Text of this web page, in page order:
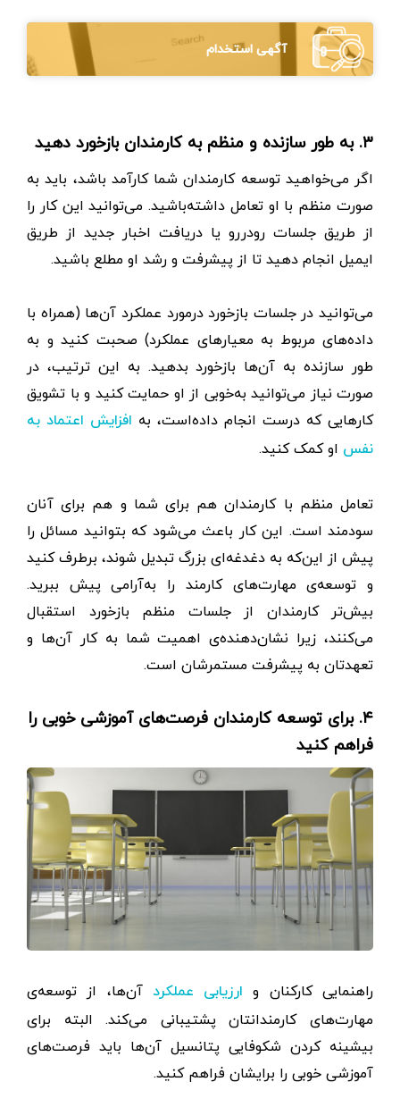
آگهی استخدام
۳. به طور سازنده و منظم به کارمندان بازخورد دهید
اگر می‌خواهید توسعه کارمندان شما کارآمد باشد، باید به
صورت منظم با او تعامل داشته‌باشید. می‌توانید این کار را
از طریق جلسات رودررو یا دریافت اخبار جدید از طریق
ایمیل انجام دهید تا از پیشرفت و رشد او مطلع باشید.
می‌توانید در جلسات بازخورد درمورد عملکرد آن‌ها (همراه با
داده‌های مربوط به معیارهای عملکرد) صحبت کنید و به
طور سازنده به آن‌ها بازخورد بدهید. به این ترتیب، در
صورت نیاز می‌توانید به‌خوبی از او حمایت کنید و با تشویق
کارهایی که درست انجام داده‌است، به افزایش اعتماد به
نفس او کمک کنید.
تعامل منظم با کارمندان هم برای شما و هم برای آنان
سودمند است. این کار باعث می‌شود که بتوانید مسائل را
پیش از این‌که به دغدغه‌ای بزرگ تبدیل شوند، برطرف کنید
و توسعه‌ی مهارت‌های کارمند را به‌آرامی پیش ببرید.
بیش‌تر کارمندان از جلسات منظم بازخورد استقبال
می‌کنند، زیرا نشان‌دهنده‌ی اهمیت شما به کار آن‌ها و
تعهدتان به پیشرفت مستمرشان است.
۴. برای توسعه کارمندان فرصت‌های آموزشی خوبی را
فراهم کنید
راهنمایی کارکنان و ارزیابی عملکرد آن‌ها، از توسعه‌ی
مهارت‌های کارمندانتان پشتیبانی می‌کند. البته برای
بیشینه کردن شکوفایی پتانسیل آن‌ها باید فرصت‌های
آموزشی خوبی را برایشان فراهم کنید.